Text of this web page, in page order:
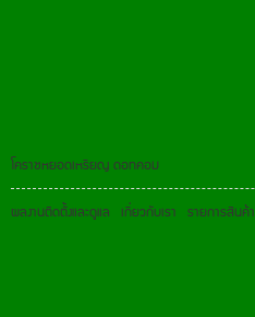
โคราชหยอดเหรียญ ดอทคอม
ผลงานติดตั้งและดูแล เกี่ยวกับเรา รายการสินค้า